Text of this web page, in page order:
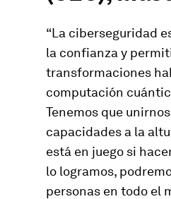
“La ciberseguridad
la confianza y
transformaciones
computación
Tenemos que
capacidades a la
está en juego si
lo logramos,
personas en todo el